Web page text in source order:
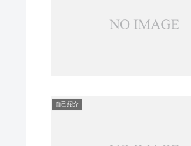
自己紹介